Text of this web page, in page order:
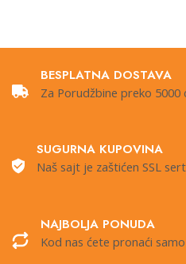
BESPLATNA DOSTAVA
Za Porudžbine preko 5000
SUGURNA KUPOVINA
Naš sajt je zaštićen SSL
NAJBOLJA PONUDA
Kod nas ćete pronaći